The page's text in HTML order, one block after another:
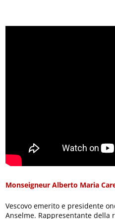
Monseigneur Alberto Maria
Vescovo emerito e presidente
Anselme. Rappresentante della